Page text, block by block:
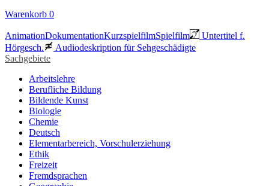
Warenkorb 0
AnimationDokumentationKurzspielfilmSpielfilm
Untertitel f.
Hörgesch.
Audiodeskription für Sehgeschädigte
Sachgebiete
Arbeitslehre
Berufliche Bildung
Bildende Kunst
Biologie
Chemie
Deutsch
Elementarbereich, Vorschulerziehung
Ethik
Freizeit
Fremdsprachen